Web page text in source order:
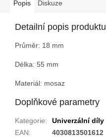
Popis Diskuze
Detailní popis produktu
Průměr: 18 mm
Délka: 55 mm
Materiál: mosaz
Doplňkové parametry
Kategorie:
Univerzální díly
EAN: 4030813501612